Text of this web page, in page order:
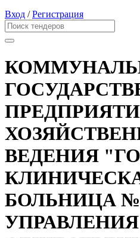
Вход /Регистрация
ВЕДЕНИЯ
БОЛЬНИЦА
УПРАВЛЕНИЯ